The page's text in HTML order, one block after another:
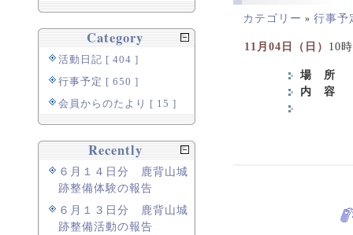
カテゴリー » 行事予
11月04日（日） 10
場 所
内 容
Category
活動日記 [ 404 ]
行事予定 [ 650 ]
会員からのたより [ 15 ]
Recently
６月１４日分 鹿背山城
跡整備体験の報告
６月１３日分 鹿背山城
跡整備活動の報告